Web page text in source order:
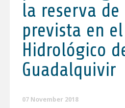
la reserva de
prevista en
Hidrológico
Guadalquivir
07 November 2018